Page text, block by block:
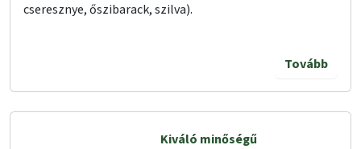
cseresznye, őszibarack, szilva).
Tovább
Kiváló minőségű